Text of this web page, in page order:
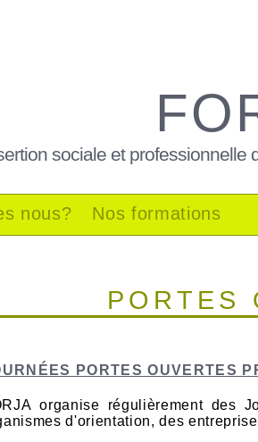
sociale et
nous? Nos formations
PORTES
PORTES OUVERTES
organise régulièrement des
d'orientation, des